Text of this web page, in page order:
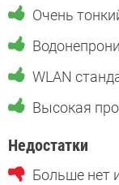
Очень
WLAN
Высокая
Недостатки
Больше нет